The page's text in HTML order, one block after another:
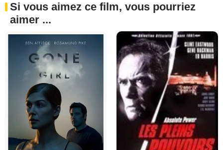
Si vous aimez ce film, vous pourriez
aimer ...